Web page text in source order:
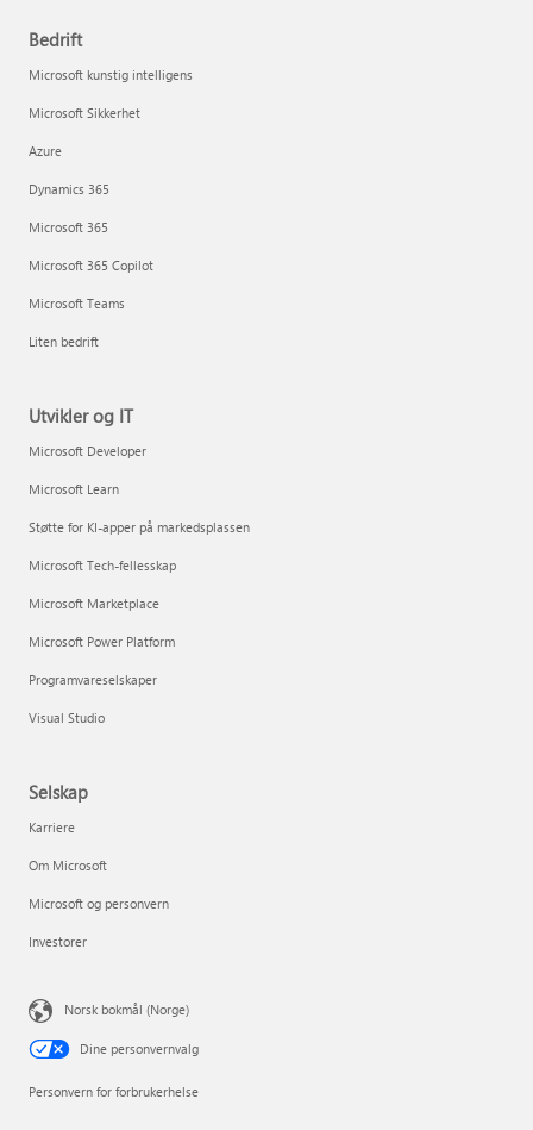
Bedrift
Microsoft kunstig intelligens
Microsoft Sikkerhet
Azure
Dynamics 365
Microsoft 365
Microsoft 365 Copilot
Microsoft Teams
Liten bedrift
Utvikler og IT
Microsoft Developer
Microsoft Learn
Støtte for KI-apper på markedsplassen
Microsoft Tech-fellesskap
Microsoft Marketplace
Microsoft Power Platform
Programvareselskaper
Visual Studio
Selskap
Karriere
Om Microsoft
Microsoft og personvern
Investorer
Norsk bokmål (Norge)
Dine personvernvalg
Personvern for forbrukerhelse